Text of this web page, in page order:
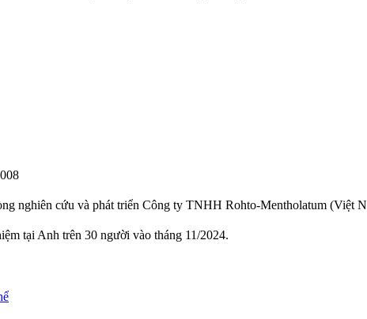
nghiên cứu và phát triển Công ty TNHH Rohto-Mentholatum (Việt
tại Anh trên 30 người vào tháng 11/2024.